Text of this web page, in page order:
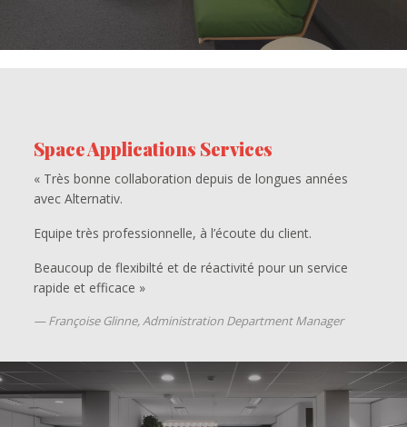
Space Applications Services
« Très bonne collaboration depuis de longues années
avec Alternativ.
Equipe très professionnelle, à l’écoute du client.
Beaucoup de flexibilté et de réactivité pour un service
rapide et efficace »
Françoise Glinne, Administration Department Manager